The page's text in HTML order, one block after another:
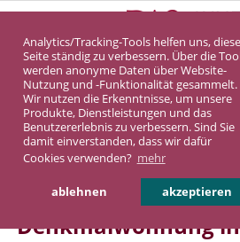
Analytics/Tracking-Tools helfen uns, diese
Seite ständig zu verbessern. Über die
werden anonyme Daten über Website-
Nutzung und -Funktionalität gesammelt.
Wir nutzen die Erkenntnisse, um unsere
Produkte, Dienstleistungen und das
Benutzererlebnis zu verbessern. Sind Sie
damit einverstanden, dass wir dafür
Cookies verwenden? mehr
ablehnen akzeptieren
Denkmalimmobilie
Denkmalwohnung
DASINVEST Service
Denkmalimmobilie
Denkmalwohnung